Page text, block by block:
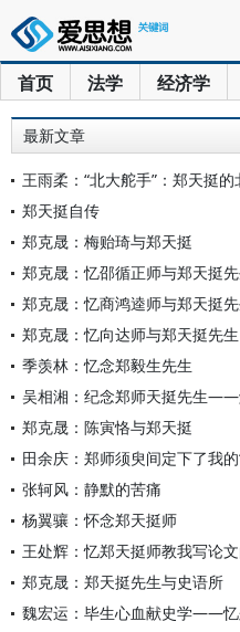
首页 法学 经济学
最新文章
王雨柔：“北大舵手”：郑天挺的
郑天挺自传
郑克晟：梅贻琦与郑天挺
郑克晟：忆邵循正师与郑天挺
郑克晟：忆商鸿逵师与郑天挺
郑克晟：忆向达师与郑天挺先生
季羡林：忆念郑毅生先生
吴相湘：纪念郑师天挺先生——
郑克晟：陈寅恪与郑天挺
田余庆：郑师须臾间定下了我的
张轲风：静默的苦痛
杨翼骧：怀念郑天挺师
王处辉：忆郑天挺师教我写论
郑克晟：郑天挺先生与史语所
魏宏运：毕生心血献史学——